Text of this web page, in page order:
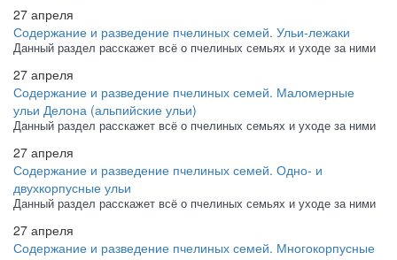
27 апреля
Содержание и разведение пчелиных семей. Ульи-лежаки
Данный раздел расскажет всё о пчелиных семьях и уходе за ними
27 апреля
Содержание и разведение пчелиных семей. Маломерные
ульи Делона (альпийские ульи)
Данный раздел расскажет всё о пчелиных семьях и уходе за ними
27 апреля
Содержание и разведение пчелиных семей. Одно- и
двухкорпусные ульи
Данный раздел расскажет всё о пчелиных семьях и уходе за ними
27 апреля
Содержание и разведение пчелиных семей. Многокорпусные